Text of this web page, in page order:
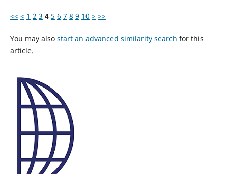
<< < 1 2 3 4 5 6 7 8 9 10 > >>
You may also start an advanced similarity search for this
article.